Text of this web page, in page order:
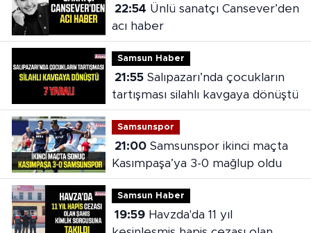
22:54
acı haber
Samsun Haber
21:55Salıpazarı’nda çocukların
tartışması silahlı kavgaya dönüştü
Samsunspor
21:00Samsunspor ikinci maçta
Kasımpaşa’ya 3-0 mağlup oldu
Samsun Haber
19:59Havzda'da 11 yıl